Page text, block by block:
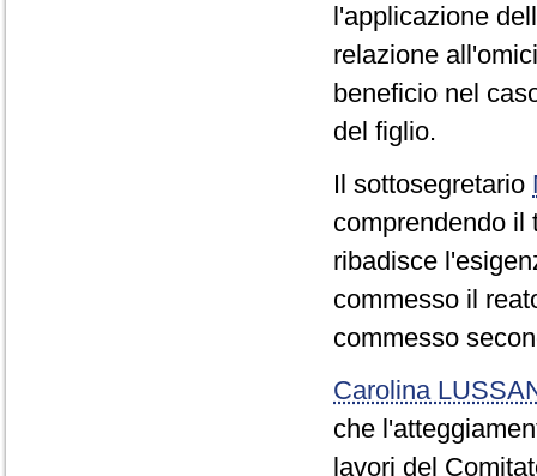
l'applicazione
relazione
beneficio nel
del figlio.
Il sottosegretario
comprendendo il
ribadisce
commesso il
commesso
Carolina
che
lavori del